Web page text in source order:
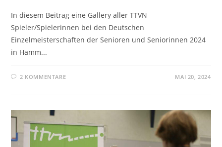
In diesem Beitrag eine Gallery aller TTVN
Spieler/Spielerinnen bei den Deutschen
Einzelmeisterschaften der Senioren und Seniorinnen 2024
in Hamm...
2 KOMMENTARE MAI 20, 2024